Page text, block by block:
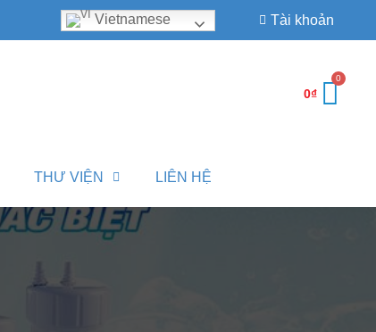
Vietnamese Tài khoản
0₫
THƯ VIỆN LIÊN HỆ